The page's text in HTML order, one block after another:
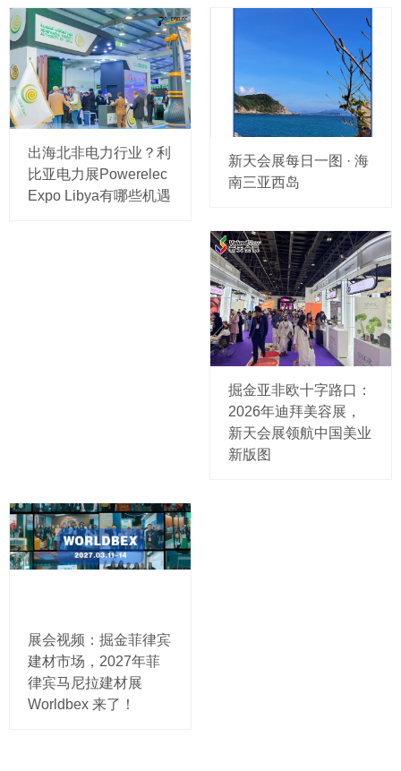
出海北非电力行业？利
比亚电力展Powerelec
Expo Libya有哪些机遇
新天会展每日一图 · 海
南三亚西岛
掘金亚非欧十字路口：
2026年迪拜美容展，
新天会展领航中国美业
新版图
展会视频：掘金菲律宾
建材市场，2027年菲
律宾马尼拉建材展
Worldbex 来了！